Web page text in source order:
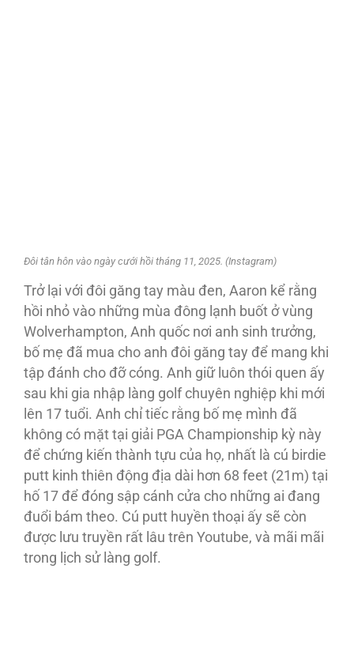
Đôi tân hôn vào ngày cưới hồi tháng 11, 2025. (Instagram)
Trở lại với đôi găng tay màu đen, Aaron kể rằng
hồi nhỏ vào những mùa đông lạnh buốt ở vùng
Wolverhampton, Anh quốc nơi anh sinh trưởng,
bố mẹ đã mua cho anh đôi găng tay để mang khi
tập đánh cho đỡ cóng. Anh giữ luôn thói quen ấy
sau khi gia nhập làng golf chuyên nghiệp khi mới
lên 17 tuổi. Anh chỉ tiếc rằng bố mẹ mình đã
không có mặt tại giải PGA Championship kỳ này
để chứng kiến thành tựu của họ, nhất là cú birdie
putt kinh thiên động địa dài hơn 68 feet (21m) tại
hố 17 để đóng sập cánh cửa cho những ai đang
đuổi bám theo. Cú putt huyền thoại ấy sẽ còn
được lưu truyền rất lâu trên Youtube, và mãi mãi
trong lịch sử làng golf.